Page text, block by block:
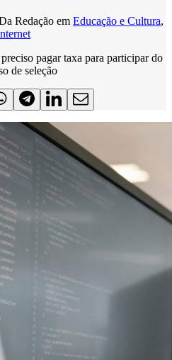
Redação em Educação e Cultura,
pagar taxa para participar do
de seleção